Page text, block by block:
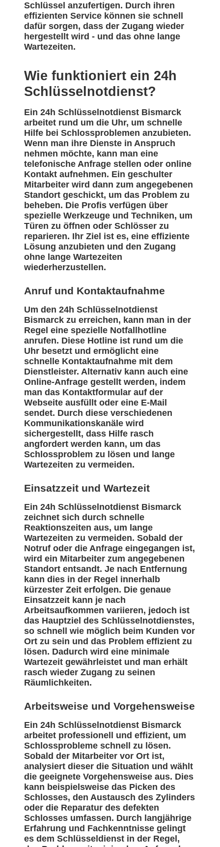
Schlüssel anzufertigen. Durch ihren
effizienten Service können sie schnell
dafür sorgen, dass der Zugang wieder
hergestellt wird - und das ohne lange
Wartezeiten.
Wie funktioniert ein 24h
Schlüsselnotdienst?
Ein 24h Schlüsselnotdienst Bismarck
arbeitet rund um die Uhr, um schnelle
Hilfe bei Schlossproblemen anzubieten.
Wenn man ihre Dienste in Anspruch
nehmen möchte, kann man eine
telefonische Anfrage stellen oder online
Kontakt aufnehmen. Ein geschulter
Mitarbeiter wird dann zum angegebenen
Standort geschickt, um das Problem zu
beheben. Die Profis verfügen über
spezielle Werkzeuge und Techniken, um
Türen zu öffnen oder Schlösser zu
reparieren. Ihr Ziel ist es, eine effiziente
Lösung anzubieten und den Zugang
ohne lange Wartezeiten
wiederherzustellen.
Anruf und Kontaktaufnahme
Um den 24h Schlüsselnotdienst
Bismarck zu erreichen, kann man in der
Regel eine spezielle Notfallhotline
anrufen. Diese Hotline ist rund um die
Uhr besetzt und ermöglicht eine
schnelle Kontaktaufnahme mit dem
Dienstleister. Alternativ kann auch eine
Online-Anfrage gestellt werden, indem
man das Kontaktformular auf der
Webseite ausfüllt oder eine E-Mail
sendet. Durch diese verschiedenen
Kommunikationskanäle wird
sichergestellt, dass Hilfe rasch
angfordert werden kann, um das
Schlossproblem zu lösen und lange
Wartezeiten zu vermeiden.
Einsatzzeit und Wartezeit
Ein 24h Schlüsselnotdienst Bismarck
zeichnet sich durch schnelle
Reaktionszeiten aus, um lange
Wartezeiten zu vermeiden. Sobald der
Notruf oder die Anfrage eingegangen ist,
wird ein Mitarbeiter zum angegebenen
Standort entsandt. Je nach Entfernung
kann dies in der Regel innerhalb
kürzester Zeit erfolgen. Die genaue
Einsatzzeit kann je nach
Arbeitsaufkommen variieren, jedoch ist
das Hauptziel des Schlüsselnotdienstes,
so schnell wie möglich beim Kunden vor
Ort zu sein und das Problem effizient zu
lösen. Dadurch wird eine minimale
Wartezeit gewährleistet und man erhält
rasch wieder Zugang zu seinen
Räumlichkeiten.
Arbeitsweise und Vorgehensweise
Ein 24h Schlüsselnotdienst Bismarck
arbeitet professionell und effizient, um
Schlossprobleme schnell zu lösen.
Sobald der Mitarbeiter vor Ort ist,
analysiert dieser die Situation und wählt
die geeignete Vorgehensweise aus. Dies
kann beispielsweise das Picken des
Schlosses, den Austausch des Zylinders
oder die Reparatur des defekten
Schlosses umfassen. Durch langjährige
Erfahrung und Fachkenntnisse gelingt
es dem Schlüsseldienst in der Regel,